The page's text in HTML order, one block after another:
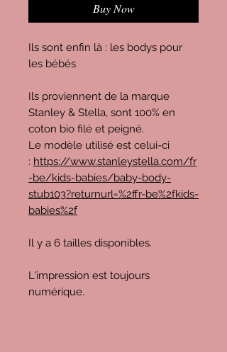
Buy Now
Ils sont enfin là : les bodys pour
les bébés
Ils proviennent de la marque
Stanley & Stella, sont 100% en
coton bio filé et peigné.
Le modèle utilisé est celui-ci
: https://www.stanleystella.com/fr
-be/kids-babies/baby-body-
stub103?returnurl=%2ffr-be%2fkids-
babies%2f
Il y a 6 tailles disponibles.
L'impression est toujours
numérique.